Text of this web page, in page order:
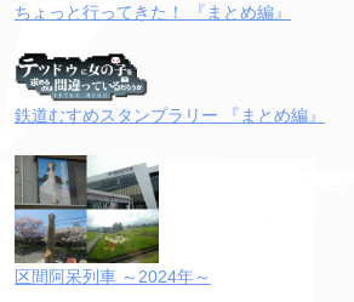
ちょっと行ってきた！ 『まとめ編』
鉄道むすめスタンプラリー 『まとめ編』
区間阿呆列車 ～2024年～